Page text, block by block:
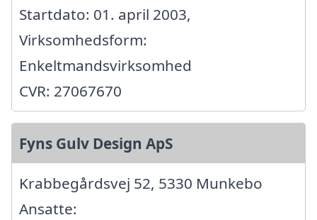
Startdato: 01. april 2003,
Virksomhedsform:
Enkeltmandsvirksomhed
CVR: 27067670
Fyns Gulv Design ApS
Krabbegårdsvej 52, 5330 Munkebo
Ansatte: